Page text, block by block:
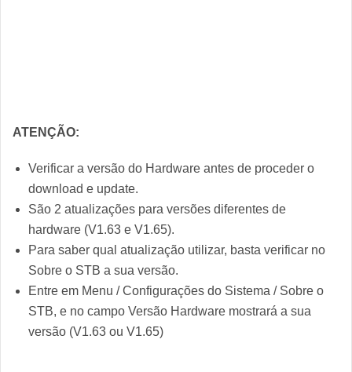
ATENÇÃO:
Verificar a versão do Hardware antes de proceder o
download e update.
São 2 atualizações para versões diferentes de
hardware (V1.63 e V1.65).
Para saber qual atualização utilizar, basta verificar no
Sobre o STB a sua versão.
Entre em Menu / Configurações do Sistema / Sobre o
STB, e no campo Versão Hardware mostrará a sua
versão (V1.63 ou V1.65)